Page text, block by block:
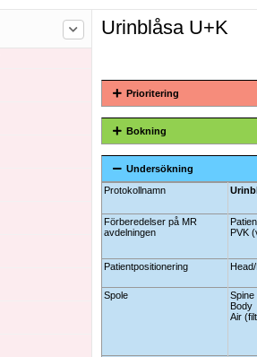
Urinblåsa U+K
Prioritering
Bokning
Undersökning
Protokollnamn
Förberedelser på MR
avdelningen
PVK
Patientpositionering
Spole
Spine
Body
Air